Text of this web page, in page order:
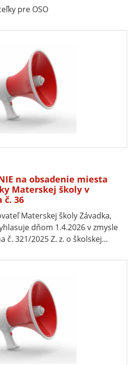
pre OSO
na obsadenie miesta
Materskej školy v
č. 36
Materskej školy Závadka,
dňom 1.4.2026 v zmysle
č. 321/2025 Z. z. o školskej...